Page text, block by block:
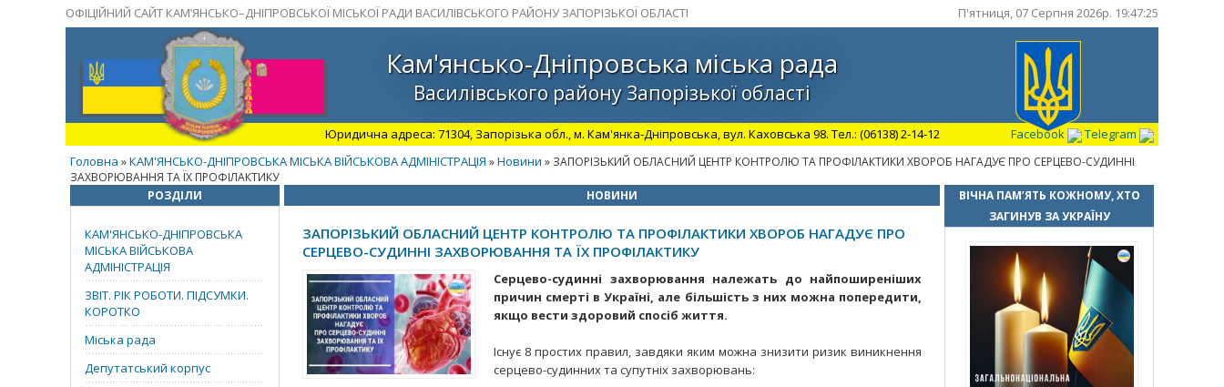
ОФІЦІЙНИЙ САЙТ КАМ’ЯНСЬКО–ДНІПРОВСЬКОЇ МІСЬКОЇ РАДИ ВАСИЛІВСЬКОГО РАЙОНУ ЗАПОРІЗЬКОЇ ОБЛАСТІ П'ятниця, 07 Серпня 2026р. 19:47:26
Кам'янсько-Дніпровська міська рада
Василівського району Запорізької області
Юридична адреса: 71304, Запорізька обл., м. Кам'янка-Дніпровська, вул. Каховська 98. Тел.: (06138) 2-14-12 Facebook
Telegram
Головна »КАМ'ЯНСЬКО-ДНІПРОВСЬКА МІСЬКА ВІЙСЬКОВА АДМІНІСТРАЦІЯ »Новини » ЗАПОРІЗЬКИЙ ОБЛАСНИЙ ЦЕНТР КОНТРОЛЮ ТА ПРОФІЛАКТИКИ ХВОРОБ НАГАДУЄ ПРО СЕРЦЕВО-СУДИННІ
ЗАХВОРЮВАННЯ ТА ЇХ ПРОФІЛАКТИКУ
РОЗДІЛИ
КАМ'ЯНСЬКО-ДНІПРОВСЬКА
МІСЬКА ВІЙСЬКОВА
АДМІНІСТРАЦІЯ
ЗВІТ. РІК РОБОТИ. ПІДСУМКИ.
КОРОТКО
Міська рада
Депутатський корпус
НОВИНИ
ЗАПОРІЗЬКИЙ ОБЛАСНИЙ ЦЕНТР КОНТРОЛЮ ТА ПРОФІЛАКТИКИ ХВОРОБ НАГАДУЄ ПРО
СЕРЦЕВО-СУДИННІ ЗАХВОРЮВАННЯ ТА ЇХ ПРОФІЛАКТИКУ
Серцево-судинні захворювання належать до найпоширеніших
причин смерті в Україні, але більшість з них можна попередити,
якщо вести здоровий спосіб життя.
Існує 8 простих правил, завдяки яким можна знизити ризик виникнення
серцево-судинних та супутніх захворювань:
ВІЧНА ПАМ’ЯТЬ КОЖНОМУ, ХТО
ЗАГИНУВ ЗА УКРАЇНУ